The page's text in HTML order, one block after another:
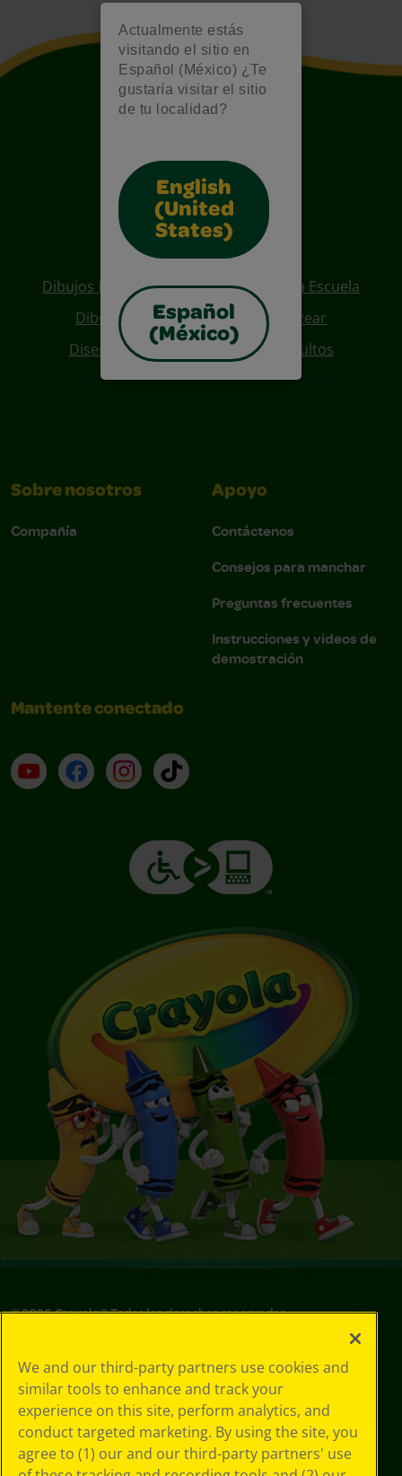
Actualmente estás
visitando el sitio en
Español (México) ¿Te
gustaría visitar el sitio
de tu localidad?
English
(United
States)
Español
(México)
Also of Interest
Dibujos Para Colorear De Regreso A La Escuela
Dibujos De Personajes Para Colorear
Diseños Para Coloreables Para Adultos
Sobre nosotros
Compañía
Apoyo
Contáctenos
Consejos para manchar
Preguntas frecuentes
Instrucciones y videos de
demostración
Mantente conectado
YouTube (en inglés)
Facebook (en inglés)
Instagram (en inglés)
TikTok
©2026Crayola® Todos los derechos reservados.
de privacidad
Política de
privacidad
Términos de SMS
GDPR
Aviso de
We and our third-party partners use cookies and
similar tools to enhance and track your
experience on this site, perform analytics, and
conduct targeted marketing. By using the site, you
agree to (1) our and our third-party partners' use